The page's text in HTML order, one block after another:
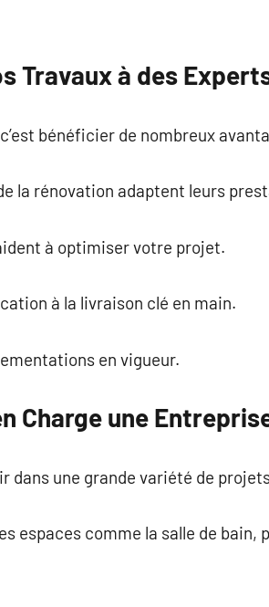
Travaux à des
bénéficier de nombreux
la rénovation adaptent leurs
à optimiser votre projet.
à la livraison clé en main.
en vigueur.
Charge une
dans une grande variété de
espaces comme la salle de bain,